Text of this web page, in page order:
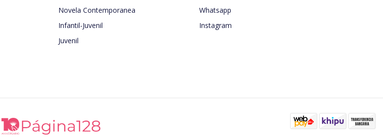
Novela Contemporanea
Infantil-Juvenil
Juvenil
Whatsapp
Instagram